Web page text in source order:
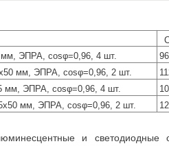
мм, ЭПРА, cosφ=0,96, 4 шт.
мм, ЭПРА, cosφ=0,96, 2 шт.
мм, ЭПРА, cosφ=0,96, 4 шт.
мм, ЭПРА, cosφ=0,96, 2 шт.
и светодиодные